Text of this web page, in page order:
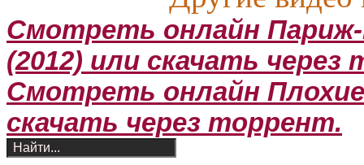
Смотреть онлайн
(2012) или скачать через
Смотреть онлайн
скачать через торрент.